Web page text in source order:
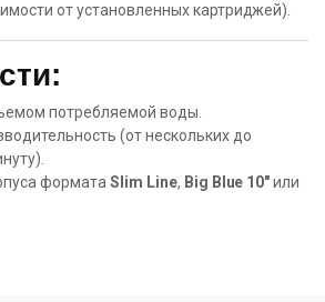
от установленных картриджей).
потребляемой воды.
(от нескольких до
форматаSlim Line, Big Blue 10″или